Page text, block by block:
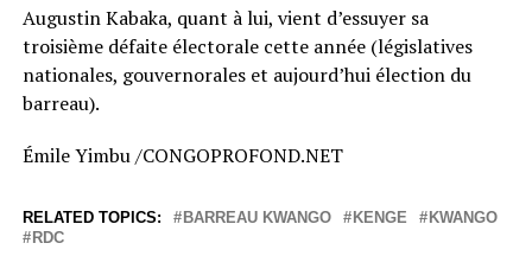
Augustin Kabaka, quant à lui, vient d’essuyer sa
troisième défaite électorale cette année (législatives
nationales, gouvernorales et aujourd’hui élection du
barreau).
Émile Yimbu /CONGOPROFOND.NET
RELATED TOPICS: BARREAU KWANGO KENGE
KWANGO
RDC